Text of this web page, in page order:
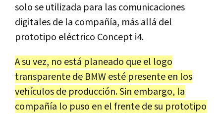
solo se utilizada para las comunicaciones
digitales de la compañía, más allá del
prototipo eléctrico Concept i4.
A su vez, no está planeado que el logo
transparente de BMW esté presente en los
vehículos de producción. Sin embargo, la
compañía lo puso en el frente de su prototipo